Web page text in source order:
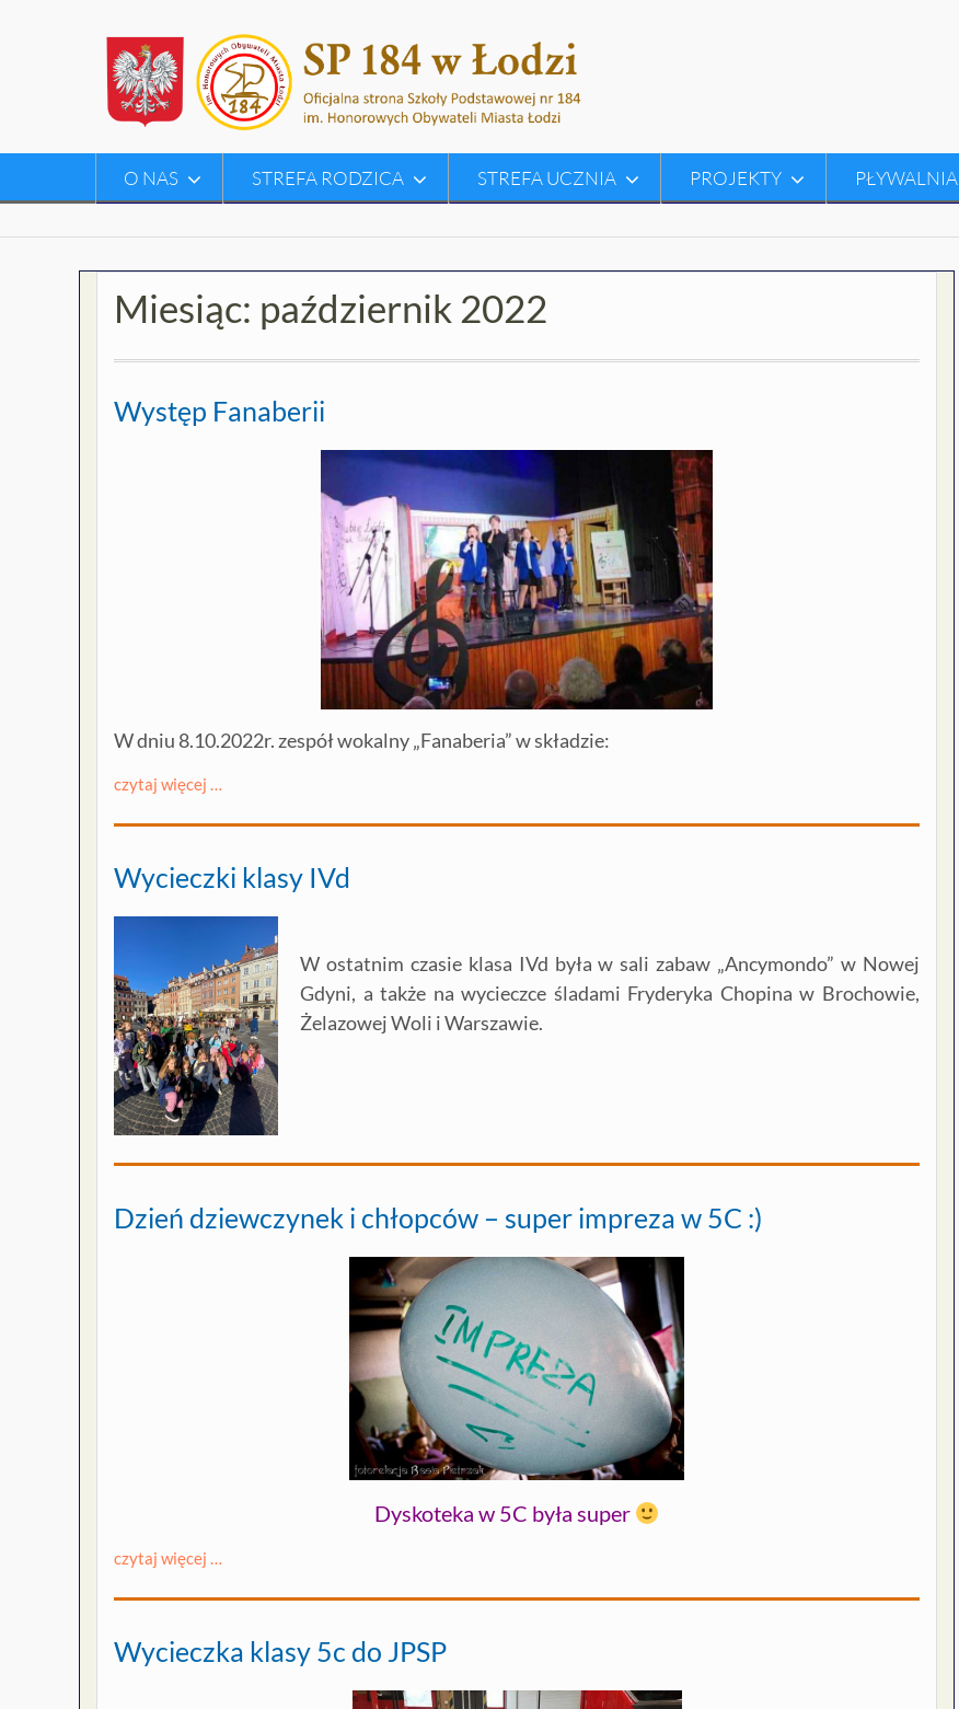
O NAS STREFA RODZICA STREFA UCZNIA PROJEKTY PŁYWALNIA
Miesiąc: październik 2022
Występ Fanaberii
W dniu 8.10.2022r. zespół wokalny „Fanaberia” w składzie:
czytaj więcej …
Wycieczki klasy IVd
W ostatnim czasie klasa IVd była w sali zabaw „Ancymondo” w Nowej
Gdyni, a także na wycieczce śladami Fryderyka Chopina w Brochowie,
Żelazowej Woli i Warszawie.
Dzień dziewczynek i chłopców – super impreza w 5C :)
Dyskoteka w 5C była super
czytaj więcej …
Wycieczka klasy 5c do JPSP